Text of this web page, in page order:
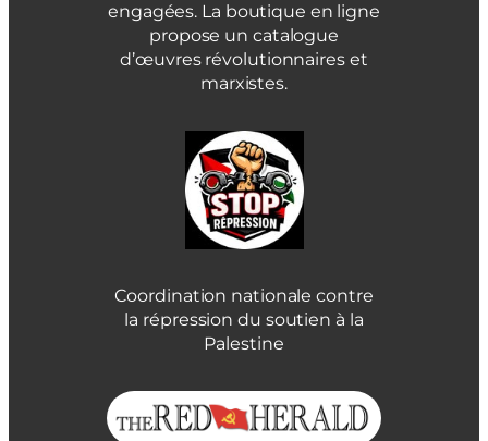
engagées. La boutique en ligne
propose un catalogue
d’œuvres révolutionnaires et
marxistes.
Coordination nationale contre
la répression du soutien à la
Palestine